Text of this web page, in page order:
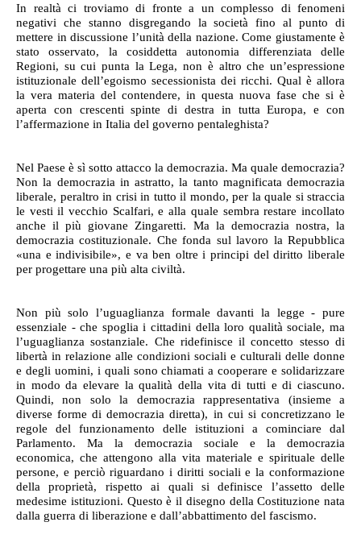
In realtà ci troviamo di fronte a un complesso di fenomeni
negativi che stanno disgregando la società fino al punto di
mettere in discussione l’unità della nazione. Come giustamente è
stato osservato, la cosiddetta autonomia differenziata delle
Regioni, su cui punta la Lega, non è altro che un’espressione
istituzionale dell’egoismo secessionista dei ricchi. Qual è allora
la vera materia del contendere, in questa nuova fase che si è
aperta con crescenti spinte di destra in tutta Europa, e con
l’affermazione in Italia del governo pentaleghista?
Nel Paese è sì sotto attacco la democrazia. Ma quale democrazia?
Non la democrazia in astratto, la tanto magnificata democrazia
liberale, peraltro in crisi in tutto il mondo, per la quale si straccia
le vesti il vecchio Scalfari, e alla quale sembra restare incollato
anche il più giovane Zingaretti. Ma la democrazia nostra, la
democrazia costituzionale. Che fonda sul lavoro la Repubblica
«una e indivisibile», e va ben oltre i principi del diritto liberale
per progettare una più alta civiltà.
Non più solo l’uguaglianza formale davanti la legge - pure
essenziale - che spoglia i cittadini della loro qualità sociale, ma
l’uguaglianza sostanziale. Che ridefinisce il concetto stesso di
libertà in relazione alle condizioni sociali e culturali delle donne
e degli uomini, i quali sono chiamati a cooperare e solidarizzare
in modo da elevare la qualità della vita di tutti e di ciascuno.
Quindi, non solo la democrazia rappresentativa (insieme a
diverse forme di democrazia diretta), in cui si concretizzano le
regole del funzionamento delle istituzioni a cominciare dal
Parlamento. Ma la democrazia sociale e la democrazia
economica, che attengono alla vita materiale e spirituale delle
persone, e perciò riguardano i diritti sociali e la conformazione
della proprietà, rispetto ai quali si definisce l’assetto delle
medesime istituzioni. Questo è il disegno della Costituzione nata
dalla guerra di liberazione e dall’abbattimento del fascismo.